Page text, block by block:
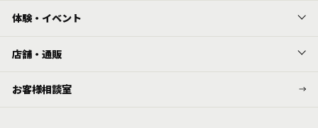
体験・イベント
店舗・通販
お客様相談室